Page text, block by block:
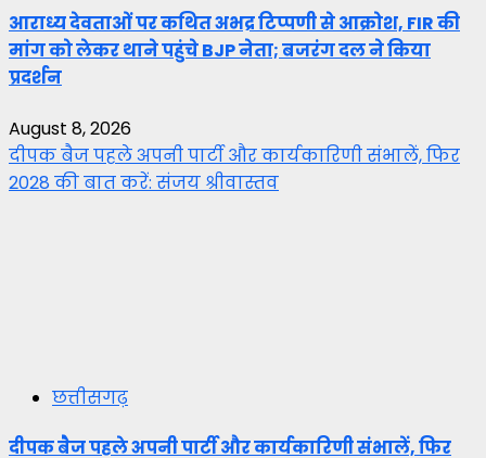
आराध्य देवताओं पर कथित अभद्र टिप्पणी से आक्रोश, FIR की
मांग को लेकर थाने पहुंचे BJP नेता; बजरंग दल ने किया
प्रदर्शन
August 8, 2026
दीपक बैज पहले अपनी पार्टी और कार्यकारिणी संभालें, फिर
2028 की बात करें: संजय श्रीवास्तव
छत्तीसगढ़
दीपक बैज पहले अपनी पार्टी और कार्यकारिणी संभालें, फिर